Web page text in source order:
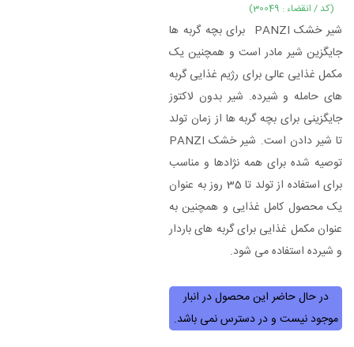
(کد / انقضاء : 30049)
شیر خشک PANZI برای بچه گربه ها
جایگزین شیر مادر است و همچنین یک
مکمل غذایی عالی برای رژیم غذایی گربه
های حامله و شیرده. شیر بدون لاکتوز
جایگزینی برای بچه گربه ها از زمان تولد
تا شير دادن است. شیر خشک PANZI
توصیه شده برای همه نژادها و مناسب
برای استفاده از تولد تا 35 روز به عنوان
یک محصول کامل غذایی و همچنین به
عنوان مکمل غذایی برای گربه های باردار
و شیرده استفاده می شود.
در حال حاضر این محصول در انبار
موجود نیست و در دسترس نمی باشد.